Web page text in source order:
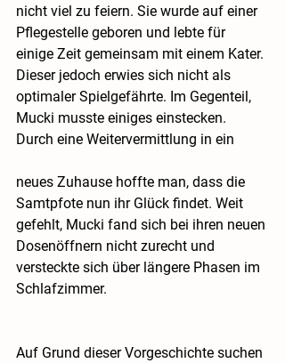
nicht viel zu feiern. Sie wurde auf einer
Pflegestelle geboren und lebte für
einige Zeit gemeinsam mit einem Kater.
Dieser jedoch erwies sich nicht als
optimaler Spielgefährte. Im Gegenteil,
Mucki musste einiges einstecken.
Durch eine Weitervermittlung in ein
neues Zuhause hoffte man, dass die
Samtpfote nun ihr Glück findet. Weit
gefehlt, Mucki fand sich bei ihren neuen
Dosenöffnern nicht zurecht und
versteckte sich über längere Phasen im
Schlafzimmer.
Auf Grund dieser Vorgeschichte suchen